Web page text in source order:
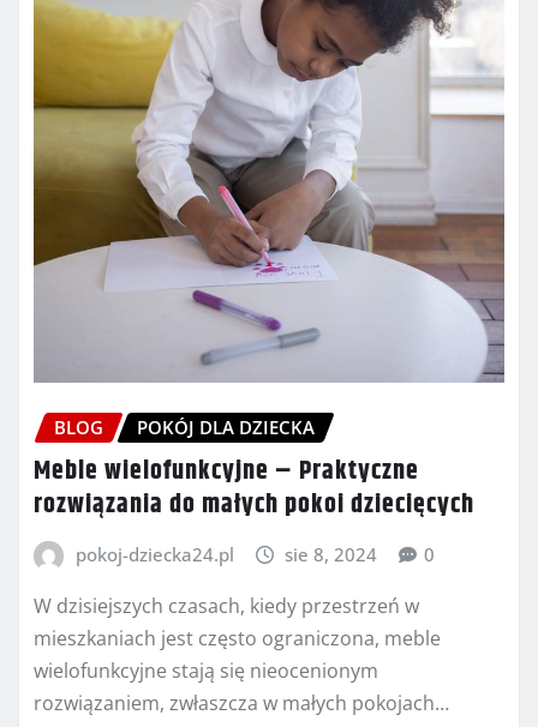
BLOG POKÓJ DLA DZIECKA
Meble wielofunkcyjne – Praktyczne
rozwiązania do małych pokoi dziecięcych
pokoj-dziecka24.pl sie 8, 2024 0
W dzisiejszych czasach, kiedy przestrzeń w
mieszkaniach jest często ograniczona, meble
wielofunkcyjne stają się nieocenionym
rozwiązaniem, zwłaszcza w małych pokojach…